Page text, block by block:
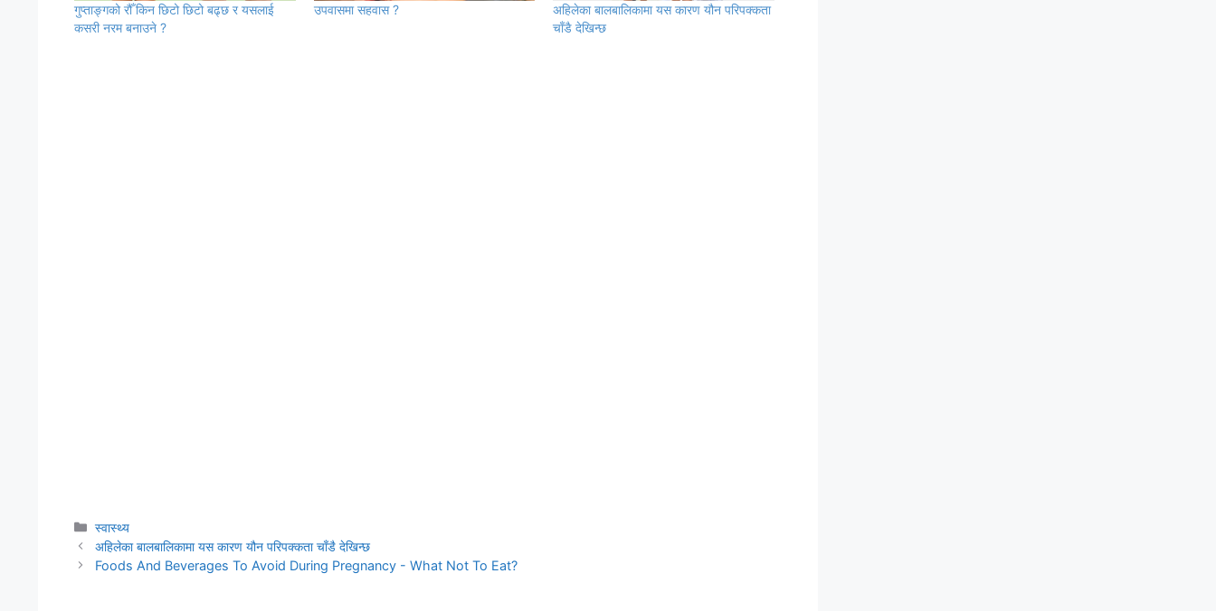
गुप्ताङ्गको रौँ किन छिटो छिटो बढ्छ र यसलाई
कसरी नरम बनाउने ?
उपवासमा सहवास ?
अहिलेका बालबालिकामा यस कारण यौन परिपक्कता
चाँडै देखिन्छ
Categories
स्वास्थ्य
अहिलेका बालबालिकामा यस कारण यौन परिपक्कता चाँडै देखिन्छ
Foods And Beverages To Avoid During Pregnancy - What Not To Eat?